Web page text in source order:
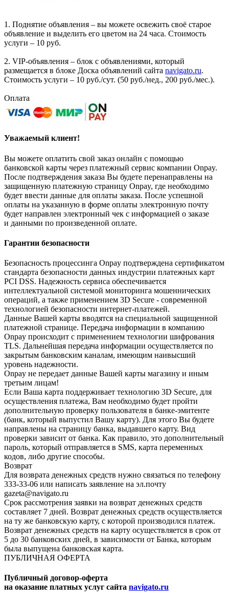
1. Поднятие объявления – вы можете освежить своё старое
объявление и выделить его цветом на 24 часа. Стоимость
услуги – 10 руб.
2. VIP-объявления – блок с объявлениями, который
размещается в блоке Доска объявлений сайта navigato.ru.
Стоимость услуги – 10 руб./сут. (50 руб./нед., 200 руб./мес.).
Оплата
Уважаемый клиент!
Вы можете оплатить свой заказ онлайн с помощью
банковской карты через платежный сервис компании Onpay.
После подтверждения заказа Вы будете перенаправлены на
защищенную платежную страницу Onpay, где необходимо
будет ввести данные для оплаты заказа. После успешной
оплаты на указанную в форме оплаты электронную почту
будет направлен электронный чек с информацией о заказе
и данными по произведенной оплате.
Гарантии безопасности
Безопасность процессинга Onpay подтверждена сертификатом
стандарта безопасности данных индустрии платежных карт
PCI DSS. Надежность сервиса обеспечивается
интеллектуальной системой мониторинга мошеннических
операций, а также применением 3D Secure - современной
технологией безопасности интернет-платежей.
Данные Вашей карты вводятся на специальной защищенной
платежной странице. Передача информации в компанию
Onpay происходит с применением технологии шифрования
TLS. Дальнейшая передача информации осуществляется по
закрытым банковским каналам, имеющим наивысший
уровень надежности.
Onpay не передает данные Вашей карты магазину и иным
третьим лицам!
Если Ваша карта поддерживает технологию 3D Secure, для
осуществления платежа, Вам необходимо будет пройти
дополнительную проверку пользователя в банке-эмитенте
(банк, который выпустил Вашу карту). Для этого Вы будете
направлены на страницу банка, выдавшего карту. Вид
проверки зависит от банка. Как правило, это дополнительный
пароль, который отправляется в SMS, карта переменных
кодов, либо другие способы.
Возврат
Для возврата денежных средств нужно связаться по телефону
333-33-06 или написать заявление на эл.почту
gazeta@navigato.ru
Срок рассмотрения заявки на возврат денежных средств
составляет 7 дней. Возврат денежных средств осуществляется
на ту же банковскую карту, с которой производился платеж.
Возврат денежных средств на карту осуществляется в срок от
5 до 30 банковских дней, в зависимости от Банка, которым
была выпущена банковская карта.
ПУБЛИЧНАЯ ОФЕРТА
Публичный договор-оферта
на оказание платных услуг сайта navigato.ru